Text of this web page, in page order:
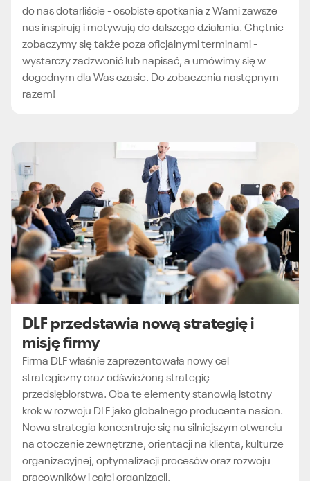
do nas dotarliście - osobiste spotkania z Wami zawsze
nas inspirują i motywują do dalszego działania. Chętnie
zobaczymy się także poza oficjalnymi terminami -
wystarczy zadzwonić lub napisać, a umówimy się w
dogodnym dla Was czasie. Do zobaczenia następnym
razem!
DLF przedstawia nową strategię i
misję firmy
Firma DLF właśnie zaprezentowała nowy cel
strategiczny oraz odświeżoną strategię
przedsiębiorstwa. Oba te elementy stanowią istotny
krok w rozwoju DLF jako globalnego producenta nasion.
Nowa strategia koncentruje się na silniejszym otwarciu
na otoczenie zewnętrzne, orientacji na klienta, kulturze
organizacyjnej, optymalizacji procesów oraz rozwoju
pracowników i całej organizacji.